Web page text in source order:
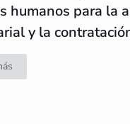
humanos para la
y la